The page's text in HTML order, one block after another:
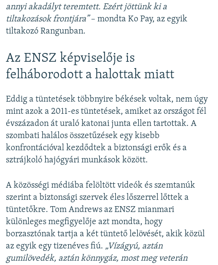
annyi akadályt teremtett. Ezért jöttünk ki a
tiltakozások frontjára”– mondta Ko Pay, az egyik
tiltakozó Rangunban.
Az ENSZ képviselője is
felháborodott a halottak miatt
Eddig a tüntetések többnyire békések voltak, nem úgy
mint azok a 2011-es tüntetések, amiket az országot fél
évszázadon át uraló katonai junta ellen tartottak. A
szombati halálos összetűzések egy kisebb
konfrontációval kezdődtek a biztonsági erők és a
sztrájkoló hajógyári munkások között.
A közösségi médiába felöltött videók és szemtanúk
szerint a biztonsági szervek éles lőszerrel lőttek a
tüntetőkre. Tom Andrews az ENSZ mianmari
különleges megfigyelője azt mondta, hogy
borzasztónak tartja a két tüntető lelövését, akik közül
az egyik egy tizenéves fiú. „Vízágyú, aztán
gumilövedék, aztán könnygáz, most meg veterán